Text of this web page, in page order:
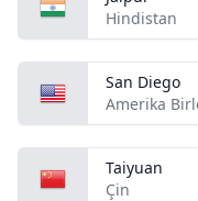
Hindistan
San Diego
Amerika
Taiyuan
Çin